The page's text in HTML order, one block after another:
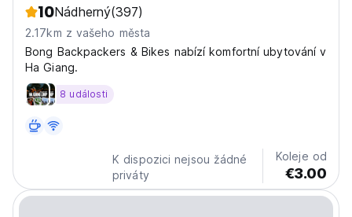
10Nádherný(397)
2.17km z vašeho města
Bong Backpackers & Bikes nabízí komfortní ubytování v
Ha Giang.
8 události
K dispozici nejsou žádné
priváty
Koleje od
€3.00